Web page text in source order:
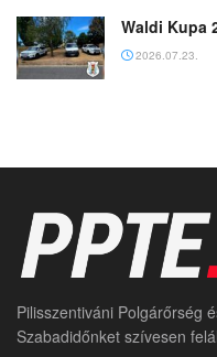
Waldi Kupa
2026.07.23.
Pilisszentiváni Polgárőrség
Szabadidőnket szívesen